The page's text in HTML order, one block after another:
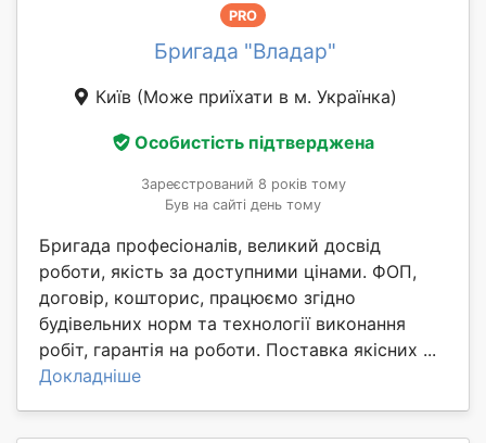
PRO
Бригада "Владар"
Київ (Може приїхати в м. Українка)
Особистість підтверджена
Зареєстрований 8 років тому
Був на сайті день тому
Бригада професіоналів, великий досвід
роботи, якість за доступними цінами. ФОП,
договір, кошторис, працюємо згідно
будівельних норм та технології виконання
робіт, гарантія на роботи. Поставка якісних ...
Докладніше